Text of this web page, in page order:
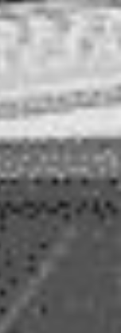
il presente.